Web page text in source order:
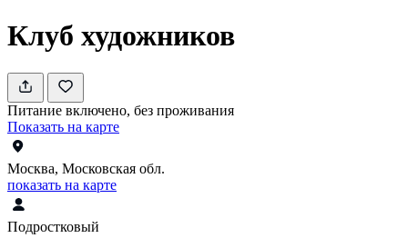
Клуб художников
Питание включено, без проживания
Показать на карте
Москва, Московская обл.
показать на карте
Подростковый